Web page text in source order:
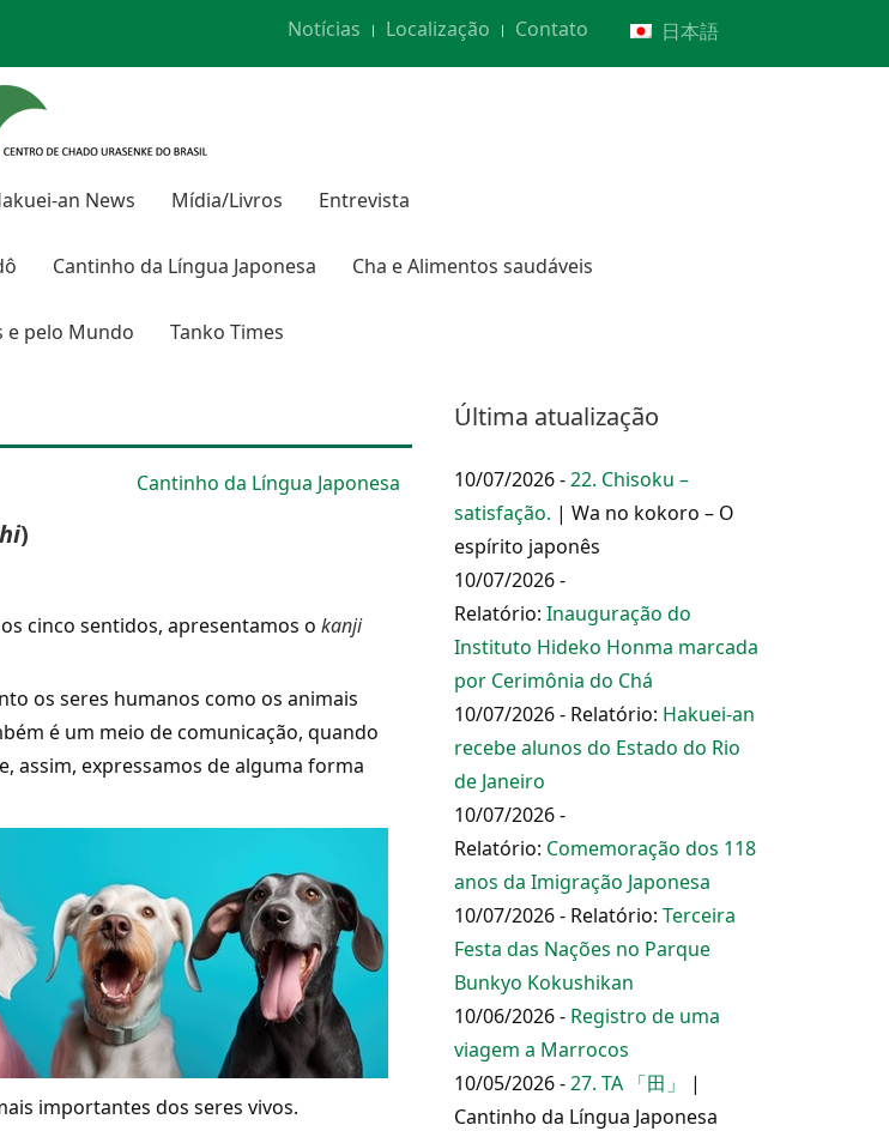
Notícias Localização Contato 日本語
an News Mídia/Livros Entrevista
Cantinho da Língua Japonesa Cha e Alimentos saudáveis
e pelo Mundo Tanko Times
Cantinho da Língua Japonesa
)
cinco sentidos, apresentamos o kanji
os seres humanos como os animais
é um meio de comunicação, quando
assim, expressamos de alguma forma
importantes dos seres vivos.
Última atualização
10/07/2026 -22. Chisoku –
satisfação. | Wa no kokoro – O
espírito japonês
10/07/2026 -
Relatório: Inauguração do
Instituto Hideko Honma marcada
por Cerimônia do Chá
10/07/2026 - Relatório: Hakuei-an
recebe alunos do Estado do Rio
de Janeiro
10/07/2026 -
Relatório: Comemoração dos 118
anos da Imigração Japonesa
10/07/2026 - Relatório: Terceira
Festa das Nações no Parque
Bunkyo Kokushikan
10/06/2026 - Registro de uma
viagem a Marrocos
10/05/2026 -27. TA 「田」
|
Cantinho da Língua Japonesa